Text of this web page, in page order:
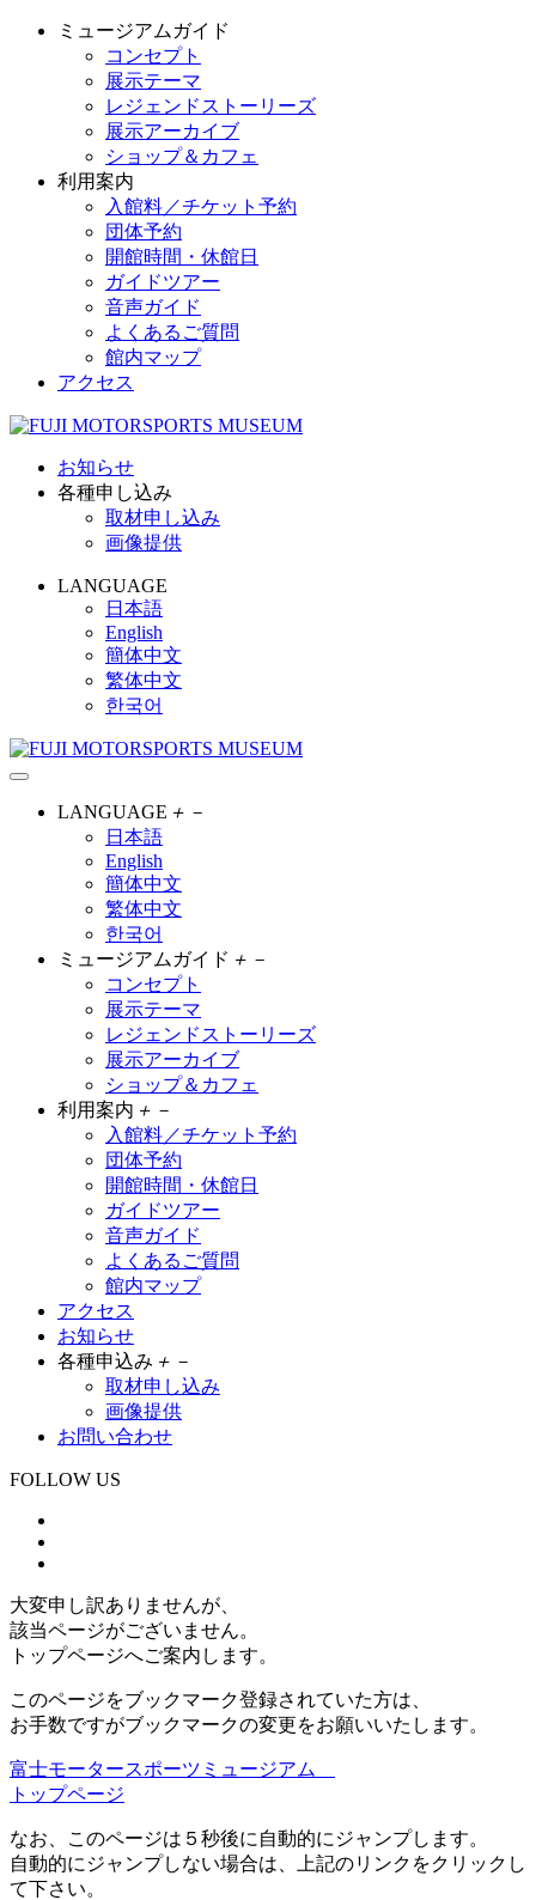
ミュージアムガイド
コンセプト
展示テーマ
レジェンドストーリーズ
展示アーカイブ
ショップ＆カフェ
利用案内
入館料／チケット予約
団体予約
開館時間・休館日
ガイドツアー
音声ガイド
よくあるご質問
館内マップ
アクセス
お知らせ
各種申し込み
取材申し込み
画像提供
LANGUAGE
日本語
English
簡体中文
繁体中文
한국어
LANGUAGE ＋ －
日本語
English
簡体中文
繁体中文
한국어
ミュージアムガイド ＋ －
コンセプト
展示テーマ
レジェンドストーリーズ
展示アーカイブ
ショップ＆カフェ
利用案内 ＋ －
入館料／チケット予約
団体予約
開館時間・休館日
ガイドツアー
音声ガイド
よくあるご質問
館内マップ
アクセス
お知らせ
各種申込み ＋ －
取材申し込み
画像提供
お問い合わせ
FOLLOW US
大変申し訳ありませんが、
該当ページがございません。
トップページへご案内します。
このページをブックマーク登録されていた方は、
お手数ですがブックマークの変更をお願いいたします。
富士モータースポーツミュージアム
トップページ
なお、このページは５秒後に自動的にジャンプします。
自動的にジャンプしない場合は、上記のリンクをクリックし
て下さい。